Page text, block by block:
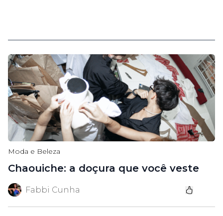
Moda e Beleza
Chaouiche: a doçura que você veste
Fabbi Cunha